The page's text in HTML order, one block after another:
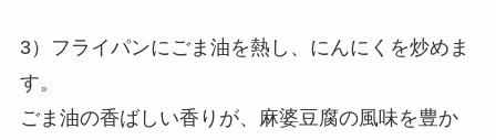
3）フライパンにごま油を熱し、にんにくを炒めま
す。
ごま油の香ばしい香りが、麻婆豆腐の風味を豊か